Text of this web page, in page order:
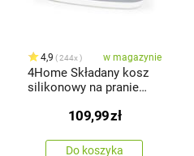
4,9 244x w magazynie
4Home Składany kosz
silikonowy na pranie
109,99zł
Do koszyka